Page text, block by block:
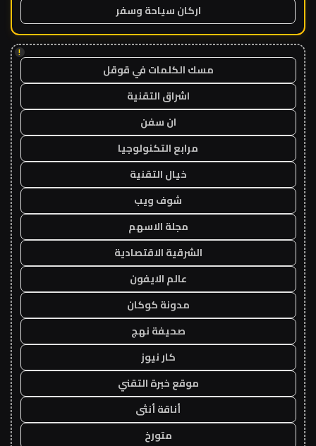
اركان سياحة وسفر
!
مسك الكلمات في قوقل
اشراق التقنية
ان سفن
مرابع التكنولوجيا
خيال التقنية
شوف ويب
مجلة الاسهم
الشرقية الاقتصادية
عالم الايفون
مدونة كوكان
صحيفة نهج
كار نيوز
موقع خبرة التقني
أناقة أنثى
متورخ